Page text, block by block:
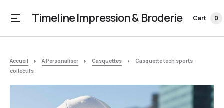
Timeline Impression & Broderie Cart 0
Accueil A Personaliser Casquettes
Casquette tech sports
collectifs